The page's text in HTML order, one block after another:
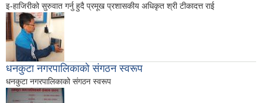
इ-हाजिरीको सुरुवात गर्नु हुदै प्रमूख प्रशासकीय अधिकृत श्री टीकादत्त राई
धनकुटा नगरपालिकाको संगठन स्वरूप
धनकुटा नगरपालिकाको संगठन स्वरूप